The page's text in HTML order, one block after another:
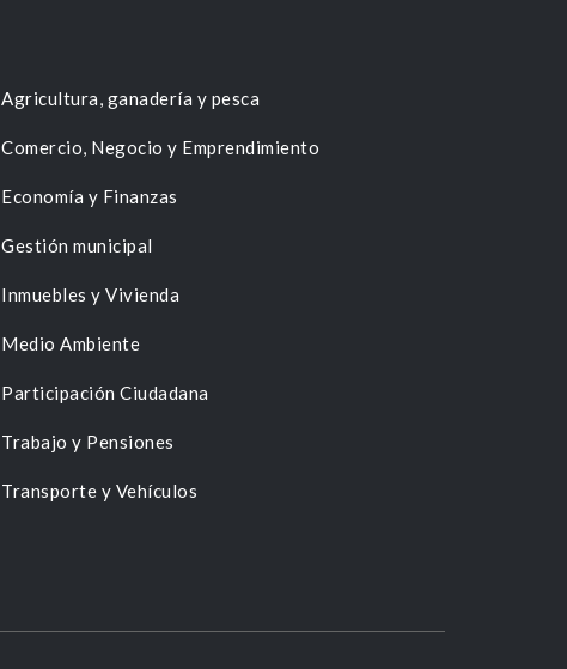
Agricultura, ganadería y pesca
Comercio, Negocio y Emprendimiento
Economía y Finanzas
Gestión municipal
Inmuebles y Vivienda
Medio Ambiente
Participación Ciudadana
Trabajo y Pensiones
Transporte y Vehículos